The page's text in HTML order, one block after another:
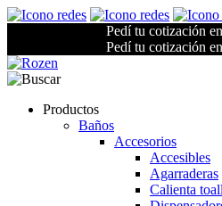
Pedí tu cotización
Pedí tu cotización
Productos
Baños
Accesorios
Accesibles
Agarraderas
Calienta